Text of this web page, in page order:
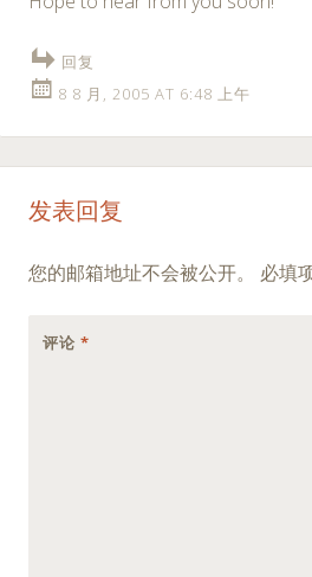
回复
8 8 月, 2005 AT 6:48 上午
发表回复
您的邮箱地址不会被公开。 必填
评论 *